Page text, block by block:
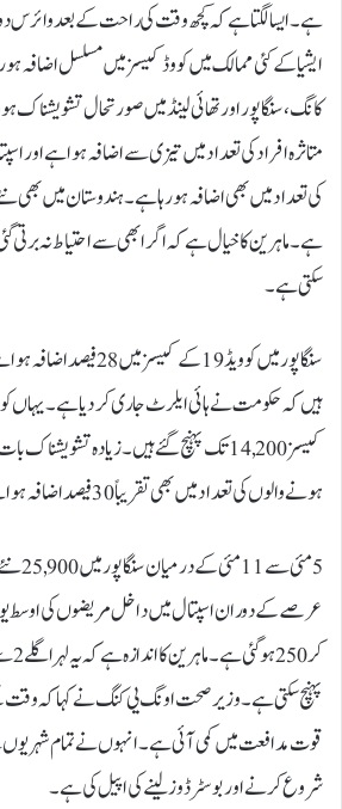
ہے۔ ایسا لگتا ہے کہ کچھ وقت کی راحت کے بعد وائرس
ایشیا کے کئی ممالک میں کووڈ کیسز میں مسلسل اضافہ
کانگ، سنگاپور اور تھائی لینڈ میں صورتحال
متاثرہ افراد کی تعداد میں تیزی سے اضافہ ہوا ہے اور
کی تعداد میں بھی اضافہ ہو رہا ہے۔ ہندوستان میں
ہے۔ ماہرین کا خیال ہے کہ اگر ابھی سے احتیاط نہ برتی
سکتی ہے۔
سنگاپور میں کوویڈ 19 کے
کیسز 14,200 تک پہنچ گئے ہیں۔ زیادہ
ہونے والوں کی تعداد میں بھی تقریباً 30 فیصد اضافہ ہوا ہے۔
5 مئی
پہنچ سکتی ہے۔ وزیر صحت اونگ یی کنگ نے کہا کہ
قوت مدافعت میں کمی آئی ہے۔ انہوں نے تمام شہریوں
شروع کرنے اور بوسٹر ڈوز لینے کی اپیل کی ہے۔